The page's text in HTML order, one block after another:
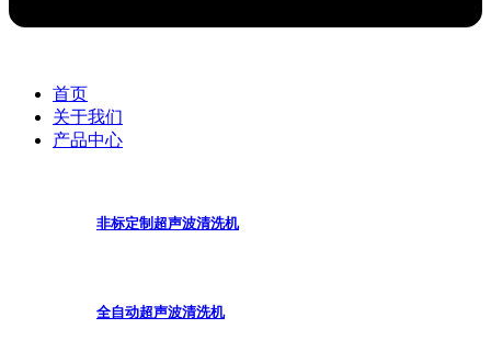
首页
关于我们
产品中心
非标定制超声波清洗机
全自动超声波清洗机